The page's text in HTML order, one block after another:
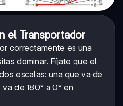
el Transportador
correctamente es una
dominar. Fíjate que el
escalas: una que va de
de 180° a 0° en